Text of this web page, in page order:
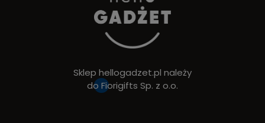
Sklep hellogadzet.pl należy
do Fiorigifts Sp. z o.o.